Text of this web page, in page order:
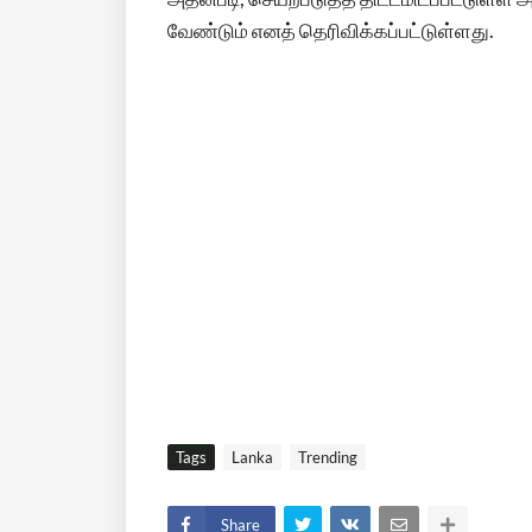
வேண்டும் எனத் தெரிவிக்கப்பட்டுள்ளது.
Tags Lanka Trending
Share